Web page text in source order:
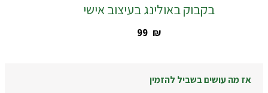
בקבוק באולינג בעיצוב אישי
‎99 ₪
אז מה עושים בשביל להזמין